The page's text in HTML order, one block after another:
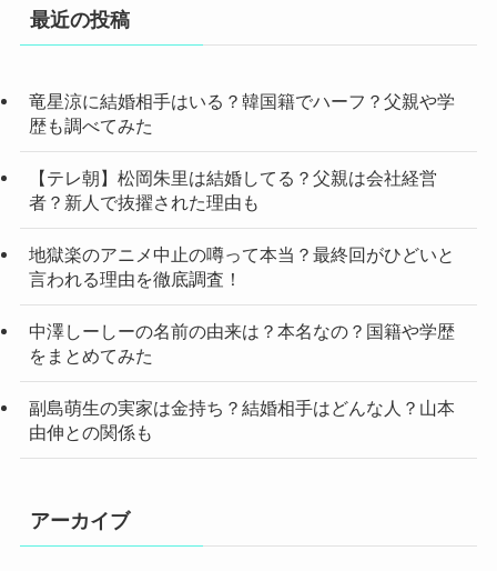
最近の投稿
竜星涼に結婚相手はいる？韓国籍でハーフ？父親や学
歴も調べてみた
【テレ朝】松岡朱里は結婚してる？父親は会社経営
者？新人で抜擢された理由も
地獄楽のアニメ中止の噂って本当？最終回がひどいと
言われる理由を徹底調査！
中澤しーしーの名前の由来は？本名なの？国籍や学歴
をまとめてみた
副島萌生の実家は金持ち？結婚相手はどんな人？山本
由伸との関係も
アーカイブ